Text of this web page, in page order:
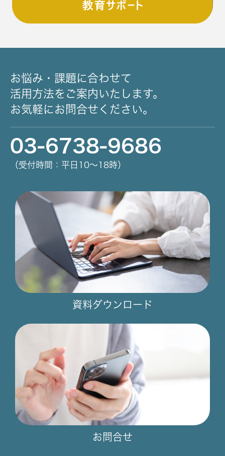
お悩み・課題に合わせて
活用方法をご案内いたします。
お気軽にお問合せください。
03-6738-9686
（受付時間：平日10～18時）
資料ダウンロード
お問合せ